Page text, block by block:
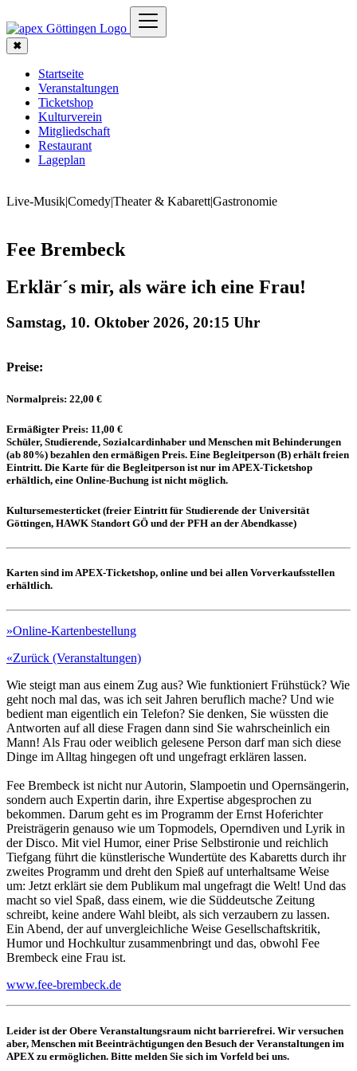
✖
Startseite
Veranstaltungen
Ticketshop
Kulturverein
Mitgliedschaft
Restaurant
Lageplan
Live-Musik|Comedy|Theater & Kabarett|Gastronomie
Fee Brembeck
Erklär´s mir, als wäre ich eine Frau!
Samstag, 10. Oktober 2026, 20:15 Uhr
Preise:
Normalpreis: 22,00 €
Ermäßigter Preis: 11,00 €
Schüler, Studierende, Sozialcardinhaber und Menschen mit Behinderungen
(ab 80%) bezahlen den ermäßigen Preis. Eine Begleitperson (B) erhält freien
Eintritt. Die Karte für die Begleitperson ist nur im APEX-Ticketshop
erhältlich, eine Online-Buchung ist nicht möglich.
Kultursemesterticket (freier Eintritt für Studierende der Universität
Göttingen, HAWK Standort GÖ und der PFH an der Abendkasse)
Karten sind im APEX-Ticketshop, online und bei allen Vorverkaufsstellen
erhältlich.
»Online-Kartenbestellung
«Zurück (Veranstaltungen)
Wie steigt man aus einem Zug aus? Wie funktioniert Frühstück? Wie
geht noch mal das, was ich seit Jahren beruflich mache? Und wie
bedient man eigentlich ein Telefon? Sie denken, Sie wüssten die
Antworten auf all diese Fragen dann sind Sie wahrscheinlich ein
Mann! Als Frau oder weiblich gelesene Person darf man sich diese
Dinge im Alltag hingegen oft und ungefragt erklären lassen.
Fee Brembeck ist nicht nur Autorin, Slampoetin und Opernsängerin,
sondern auch Expertin darin, ihre Expertise abgesprochen zu
bekommen. Darum geht es im Programm der Ernst Hoferichter
Preisträgerin genauso wie um Topmodels, Operndiven und Lyrik in
der Disco. Mit viel Humor, einer Prise Selbstironie und reichlich
Tiefgang führt die künstlerische Wundertüte des Kabaretts durch ihr
zweites Programm und dreht den Spieß auf unterhaltsame Weise
um: Jetzt erklärt sie dem Publikum mal ungefragt die Welt! Und das
macht so viel Spaß, dass einem, wie die Süddeutsche Zeitung
schreibt, keine andere Wahl bleibt, als sich verzaubern zu lassen.
Ein Abend, der auf unvergleichliche Weise Gesellschaftskritik,
Humor und Hochkultur zusammenbringt und das, obwohl Fee
Brembeck eine Frau ist.
www.fee-brembeck.de
Leider ist der Obere Veranstaltungsraum nicht barrierefrei. Wir versuchen
aber, Menschen mit Beeinträchtigungen den Besuch der Veranstaltungen im
APEX zu ermöglichen. Bitte melden Sie sich im Vorfeld bei uns.